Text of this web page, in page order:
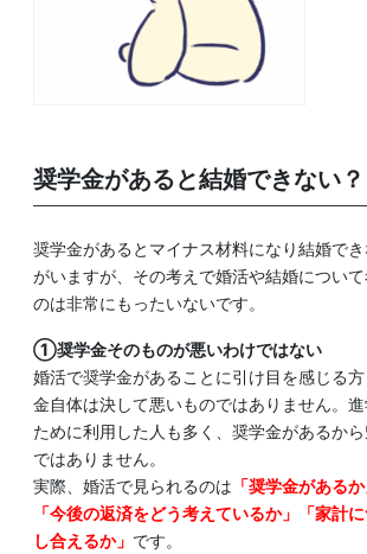
奨学金があると結婚できない？
奨学金があるとマイナス材料になり結婚で
がいますが、その考えで婚活や結婚につい
のは非常にもったいないです。
①奨学金そのものが悪いわけではない
婚活で奨学金があることに引け目を感じる
金自体は決して悪いものではありません。
ために利用した人も多く、奨学金があるか
ではありません。
実際、婚活で見られるのは 「奨学金がある
「今後の返済をどう考えているか」「家計
し合えるか」 です。